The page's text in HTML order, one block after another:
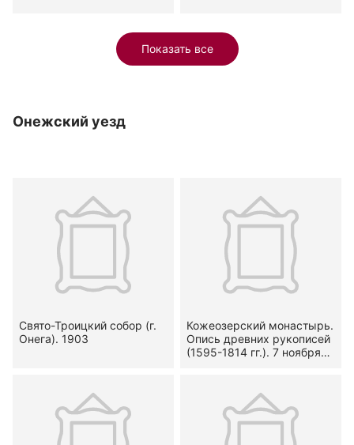
Показать все
Онежский уезд
Свято-Троицкий собор (г.
Онега). 1903
Кожеозерский монастырь.
Опись древних рукописей
(1595-1814 гг.). 7 ноября